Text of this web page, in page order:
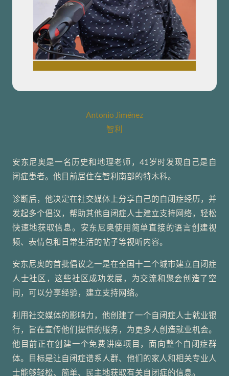
Antonio Jiménez
智利
安东尼奥是一名历史和地理老师，41岁时发现自己是自
闭症患者。他目前居住在智利南部的特木科。
诊断后，他决定在社交媒体上分享自己的自闭症经历，并
发起多个倡议，帮助其他自闭症人士建立支持网络，轻松
快速地获取信息。安东尼奥使用简单直接的语言创建视
频、表情包和日常生活的帖子等视听内容。
安东尼奥的首批倡议之一是在全国十二个城市建立自闭症
人士社区，这些社区成功发展，为交流和聚会创造了空
间，可以分享经验，建立支持网络。
利用社交媒体的影响力，他创建了一个自闭症人士就业银
行，旨在宣传他们提供的服务，为更多人创造就业机会。
他目前正在创建一个免费讲座项目，面向整个自闭症群
体。目标是让自闭症谱系人群、他们的家人和相关专业人
士能够轻松、简单、民主地获取有关自闭症的信息。